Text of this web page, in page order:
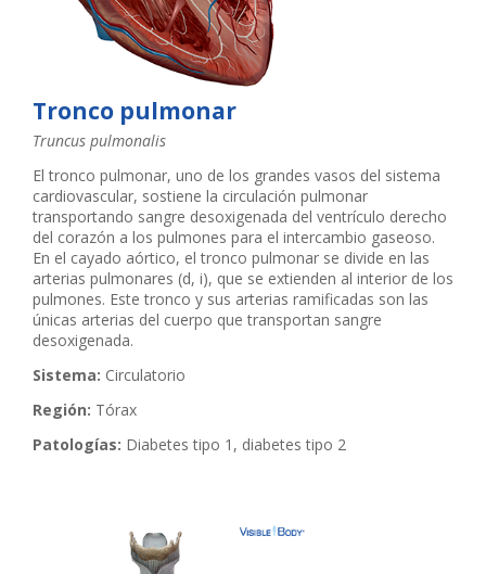
Tronco pulmonar
Truncus pulmonalis
El tronco pulmonar, uno de los grandes vasos del sistema
cardiovascular, sostiene la circulación pulmonar
transportando sangre desoxigenada del ventrículo derecho
del corazón a los pulmones para el intercambio gaseoso.
En el cayado aórtico, el tronco pulmonar se divide en las
arterias pulmonares (d, i), que se extienden al interior de los
pulmones. Este tronco y sus arterias ramificadas son las
únicas arterias del cuerpo que transportan sangre
desoxigenada.
Sistema: Circulatorio
Región: Tórax
Patologías: Diabetes tipo 1, diabetes tipo 2